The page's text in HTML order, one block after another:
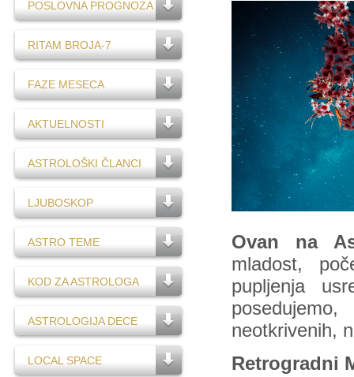
POSLOVNA PROGNOZA
RITAM BROJA-7
FAZE MESECA
AKTUELNOSTI
ASTROLOŠKI ČLANCI
LJUBOSKOP
ASTRO TEME
KOD ZA ASTROLOGA
ASTROLOGIJA DECE
LOCAL SPACE
Ovan na
mladost,
pupljenja
neotkrivenih,
Retrogradni